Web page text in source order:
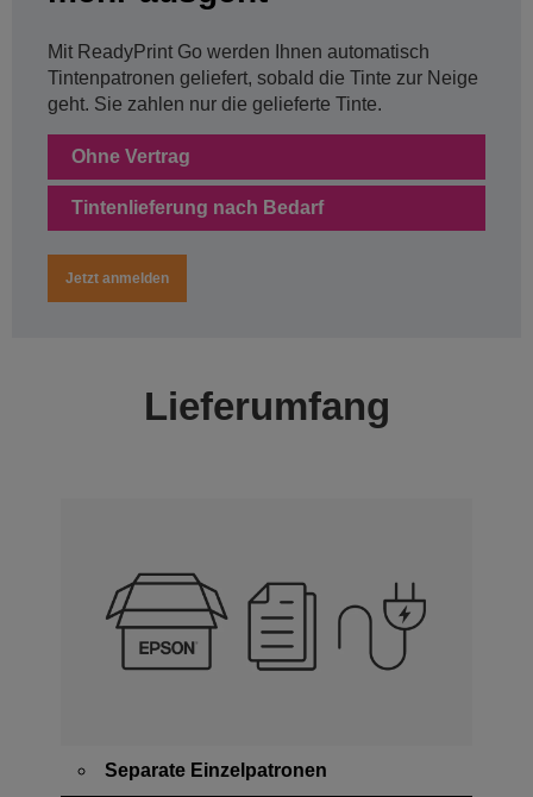
Mit ReadyPrint Go werden Ihnen automatisch
Tintenpatronen geliefert, sobald die Tinte zur Neige
geht. Sie zahlen nur die gelieferte Tinte.
Ohne Vertrag
Tintenlieferung nach Bedarf
Jetzt anmelden
Lieferumfang
Separate Einzelpatronen